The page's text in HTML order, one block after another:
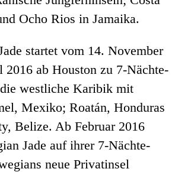
Ocho Rios in Jamaika.
startet vom 14. November
ab Houston zu 7-Nächte-
westliche Karibik mit
Mexiko; Roatán, Honduras
Belize. Ab Februar 2016
Jade auf ihrer 7-Nächte-
neue Privatinsel